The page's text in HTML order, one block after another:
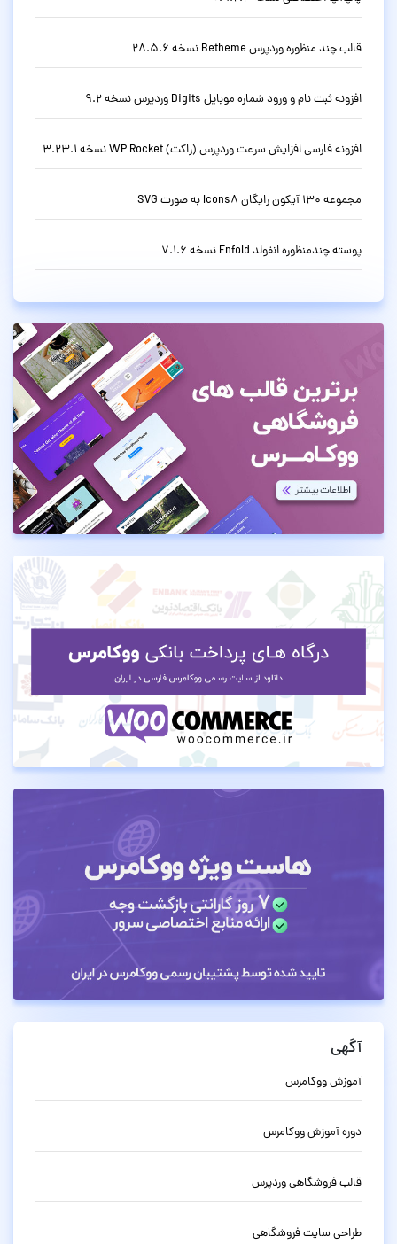
قالب چند منظوره وردپرس Betheme نسخه 28.5.6
افزونه ثبت نام و ورود شماره موبایل Digits وردپرس نسخه 9.2
افزونه فارسی افزایش سرعت وردپرس (راکت) WP Rocket نسخه 3.23.1
مجموعه 130 آیکون رایگان Icons8 به صورت SVG
پوسته چندمنظوره انفولد Enfold نسخه 7.1.6
آگهی
آموزش ووکامرس
دوره آموزش ووکامرس
قالب فروشگاهی وردپرس
طراحی سایت فروشگاهی